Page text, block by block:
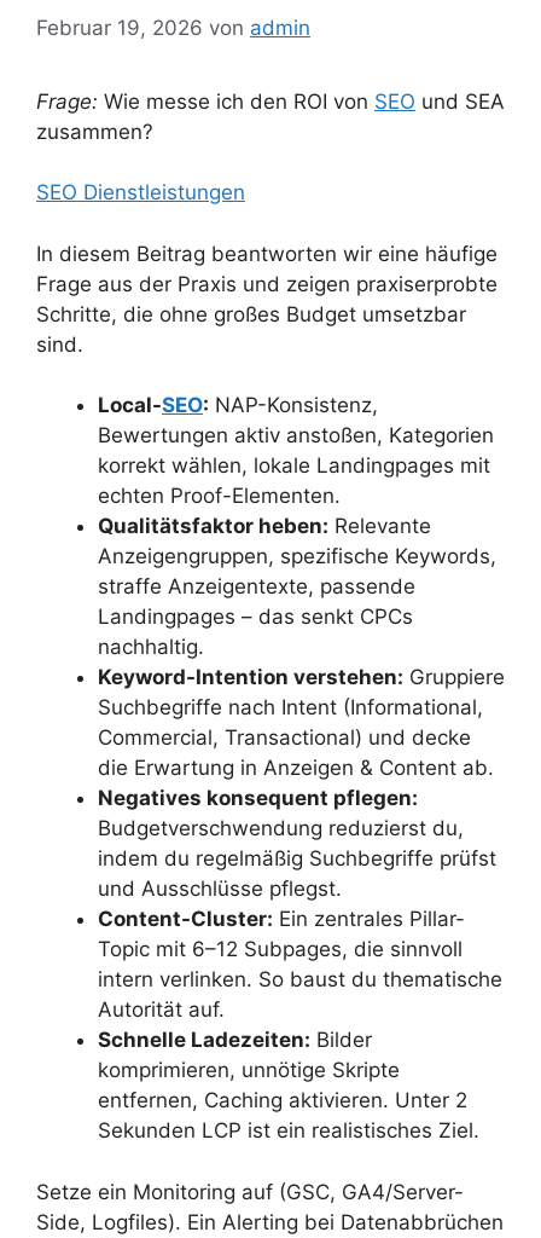
Februar 19, 2026 von admin
Frage: Wie messe ich den ROI von SEO und SEA
zusammen?
SEO Dienstleistungen
In diesem Beitrag beantworten wir eine häufige
Frage aus der Praxis und zeigen praxiserprobte
Schritte, die ohne großes Budget umsetzbar
sind.
Local-SEO: NAP-Konsistenz,
Bewertungen aktiv anstoßen, Kategorien
korrekt wählen, lokale Landingpages mit
echten Proof-Elementen.
Qualitätsfaktor heben: Relevante
Anzeigengruppen, spezifische Keywords,
straffe Anzeigentexte, passende
Landingpages – das senkt CPCs
nachhaltig.
Keyword-Intention verstehen: Gruppiere
Suchbegriffe nach Intent (Informational,
Commercial, Transactional) und decke
die Erwartung in Anzeigen & Content ab.
Negatives konsequent pflegen:
Budgetverschwendung reduzierst du,
indem du regelmäßig Suchbegriffe prüfst
und Ausschlüsse pflegst.
Content-Cluster: Ein zentrales Pillar-
Topic mit 6–12 Subpages, die sinnvoll
intern verlinken. So baust du thematische
Autorität auf.
Schnelle Ladezeiten: Bilder
komprimieren, unnötige Skripte
entfernen, Caching aktivieren. Unter 2
Sekunden LCP ist ein realistisches Ziel.
Setze ein Monitoring auf (GSC, GA4/Server-
Side, Logfiles). Ein Alerting bei Datenabbrüchen